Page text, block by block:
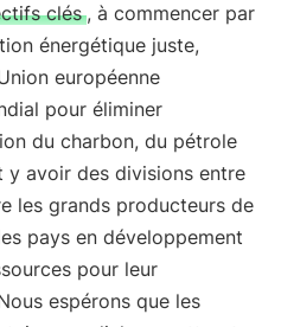
clés , à commencer par
énergétique juste,
européenne
pour éliminer
du charbon, du pétrole
avoir des divisions entre
les grands producteurs de
pays en développement
pour leur
espérons que les